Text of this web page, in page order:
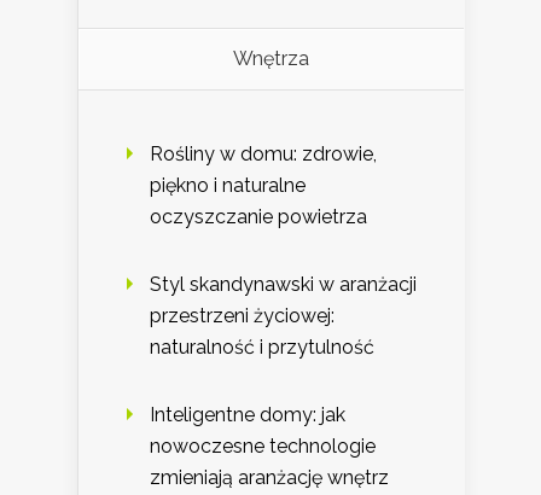
Wnętrza
Rośliny w domu: zdrowie,
piękno i naturalne
oczyszczanie powietrza
Styl skandynawski w aranżacji
przestrzeni życiowej:
naturalność i przytulność
Inteligentne domy: jak
nowoczesne technologie
zmieniają aranżację wnętrz